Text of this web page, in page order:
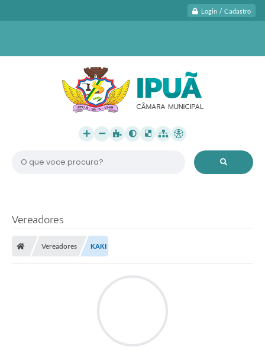
Login / Cadastro
O que voce procura?
Vereadores
Vereadores KAKI